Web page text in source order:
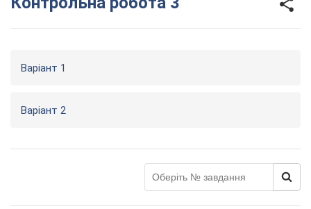
Варіант 1
Варіант 2